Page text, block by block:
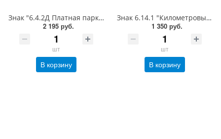
Знак "6.4.2Д Платная парковка для автотранспорта»,B=700Тип А (la) Инженерная (5 лет)металл 0.8 мм
2 195 руб.
шт
В корзину
Знак 6.14.1 "Километровый знак",350*700Тип А (1б) Микропризм. (7-9 лет)металл 0.8 мм
1 350 руб.
шт
В корзину